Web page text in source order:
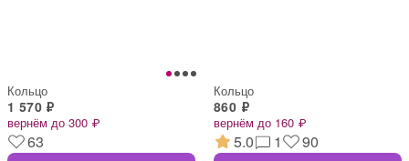
Кольцо
1 570 ₽
вернём до 300 ₽
63
Кольцо
860 ₽
вернём до 160 ₽
5.0 1 90